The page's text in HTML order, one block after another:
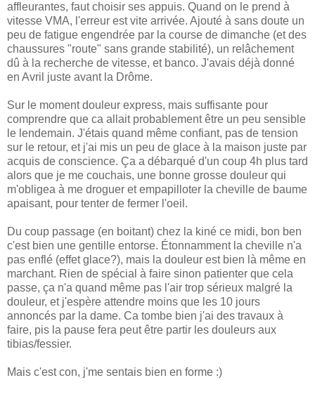
affleurantes, faut choisir ses appuis. Quand on le prend à
vitesse VMA, l'erreur est vite arrivée. Ajouté à sans doute un
peu de fatigue engendrée par la course de dimanche (et des
chaussures "route" sans grande stabilité), un relâchement
dû à la recherche de vitesse, et banco. J'avais déjà donné
en Avril juste avant la Drôme.
Sur le moment douleur express, mais suffisante pour
comprendre que ca allait probablement être un peu sensible
le lendemain. J'étais quand même confiant, pas de tension
sur le retour, et j'ai mis un peu de glace à la maison juste par
acquis de conscience. Ça a débarqué d'un coup 4h plus tard
alors que je me couchais, une bonne grosse douleur qui
m'obligea à me droguer et empapilloter la cheville de baume
apaisant, pour tenter de fermer l'oeil.
Du coup passage (en boitant) chez la kiné ce midi, bon ben
c'est bien une gentille entorse. Étonnamment la cheville n'a
pas enflé (effet glace?), mais la douleur est bien là même en
marchant. Rien de spécial à faire sinon patienter que cela
passe, ça n'a quand même pas l'air trop sérieux malgré la
douleur, et j'espère attendre moins que les 10 jours
annoncés par la dame. Ca tombe bien j'ai des travaux à
faire, pis la pause fera peut être partir les douleurs aux
tibias/fessier.
Mais c'est con, j'me sentais bien en forme :)